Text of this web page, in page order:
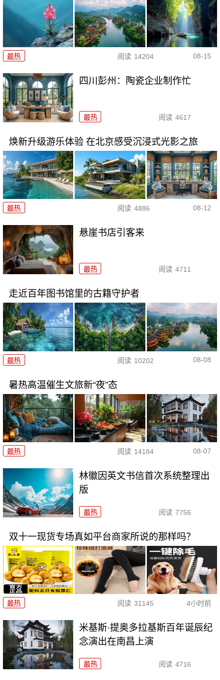
最热 阅读 14204 08-15
四川彭州：陶瓷企业制作忙
最热 阅读 4617
焕新升级游乐体验 在北京感受沉浸式光影之旅
最热 阅读 4886 08-12
悬崖书店引客来
最热 阅读 4711
走近百年图书馆里的古籍守护者
最热 阅读 10202 08-08
暑热高温催生文旅新“夜”态
最热 阅读 14184 08-07
林徽因英文书信首次系统整理出
版
最热 阅读 7756
双十一现货专场真如平台商家所说的那样吗？
最热 阅读 31145 4小时前
米基斯·提奥多拉基斯百年诞辰纪
念演出在南昌上演
最热 阅读 4716